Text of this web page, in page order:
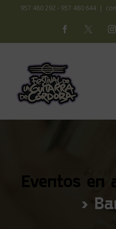
contenido
957 480 292 - 957 480 644 |
Facebook
X
Eventos en
›